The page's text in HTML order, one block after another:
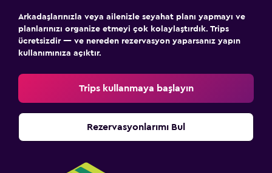
Arkadaşlarınızla veya ailenizle seyahat planı yapmayı ve
planlarınızı organize etmeyi çok kolaylaştırdık. Trips
ücretsizdir — ve nereden rezervasyon yaparsanız yapın
kullanımınıza açıktır.
Trips kullanmaya başlayın
Rezervasyonlarımı Bul